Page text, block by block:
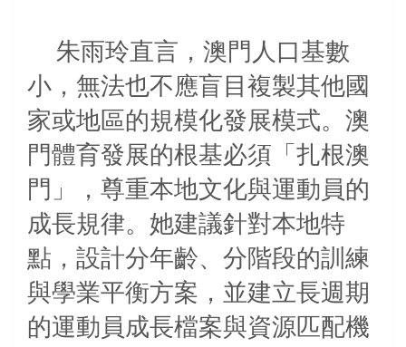
朱雨玲直言，澳門人口基數
小，無法也不應盲目複製其他國
家或地區的規模化發展模式。澳
門體育發展的根基必須「扎根澳
門」，尊重本地文化與運動員的
成長規律。她建議針對本地特
點，設計分年齡、分階段的訓練
與學業平衡方案，並建立長週期
的運動員成長檔案與資源匹配機